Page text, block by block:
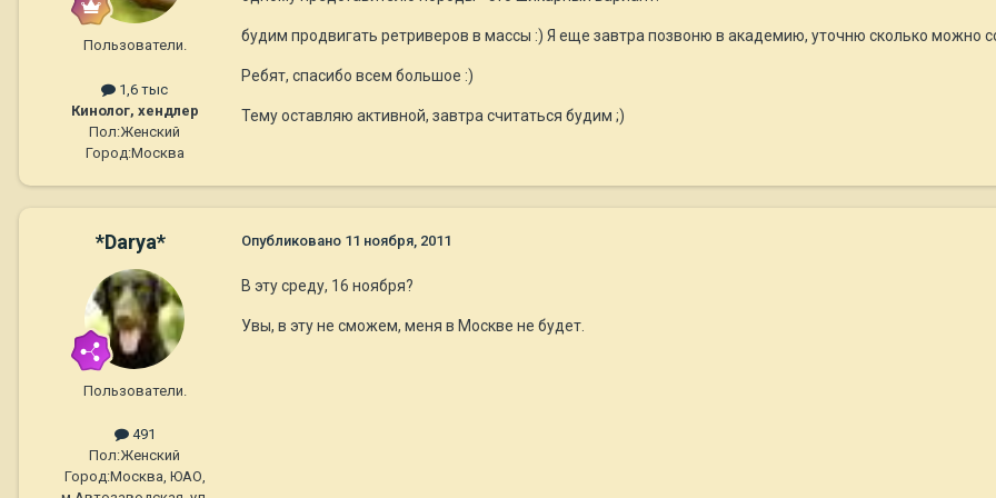
Пользователи.
1,6 тыс
Кинолог, хендлер
Пол:Женский
Город:Москва
будим продвигать ретриверов в массы :) Я еще завтра позвоню в академию, уточню сколько можно
Ребят, спасибо всем большое :)
Тему оставляю активной, завтра считаться будим ;)
*Darya*
Пользователи.
491
Пол:Женский
Город:Москва, ЮАО,
Опубликовано 11 ноября, 2011
В эту среду, 16 ноября?
Увы, в эту не сможем, меня в Москве не будет.